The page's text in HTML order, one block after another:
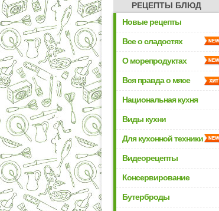
РЕЦЕПТЫ БЛЮД
Новые рецепты
Все о сладостях
О морепродуктах
Вся правда о мясе
Национальная кухня
Виды кухни
Для кухонной техники
Видеорецепты
Консервирование
Бутерброды